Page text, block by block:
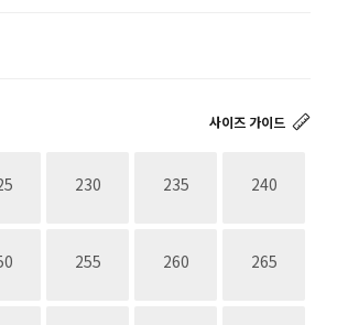
사이즈 가이드
재고없음 230재고없음 235재고없음 240재고없음
재고없음 255재고없음 260재고없음 265재고없음